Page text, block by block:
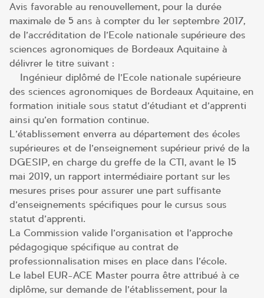
Avis favorable au renouvellement, pour la durée
maximale de 5 ans à compter du 1er septembre 2017,
de l’accréditation de l’Ecole nationale supérieure des
sciences agronomiques de Bordeaux Aquitaine à
délivrer le titre suivant :
– Ingénieur diplômé de l’Ecole nationale supérieure
des sciences agronomiques de Bordeaux Aquitaine, en
formation initiale sous statut d’étudiant et d’apprenti
ainsi qu’en formation continue.
L’établissement enverra au département des écoles
supérieures et de l’enseignement supérieur privé de la
DGESIP, en charge du greffe de la CTI, avant le 15
mai 2019, un rapport intermédiaire portant sur les
mesures prises pour assurer une part suffisante
d’enseignements spécifiques pour le cursus sous
statut d’apprenti.
La Commission valide l’organisation et l’approche
pédagogique spécifique au contrat de
professionnalisation mises en place dans l’école.
Le label EUR-ACE Master pourra être attribué à ce
diplôme, sur demande de l’établissement, pour la